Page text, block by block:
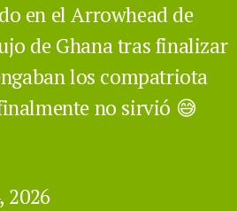
en el Arrowhead de
de Ghana tras finalizar
los compatriota
no sirvió 😅
2026